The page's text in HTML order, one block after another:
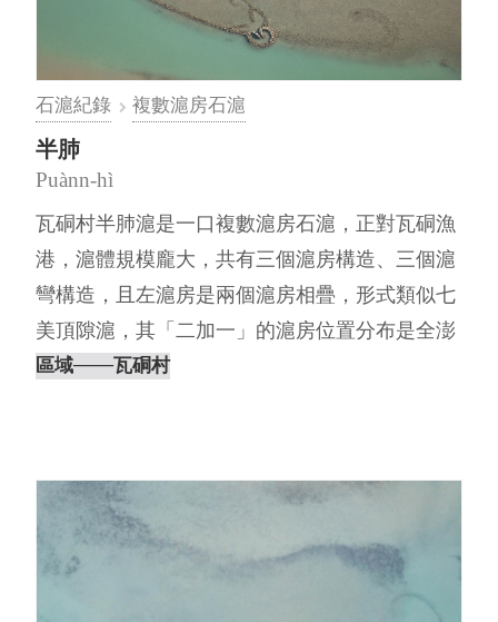
石滬紀錄 複數滬房石滬
半肺
Puànn-hì
瓦硐村半肺滬是一口複數滬房石滬，正對瓦硐漁
港，滬體規模龐大，共有三個滬房構造、三個滬
彎構造，且左滬房是兩個滬房相疊，形式類似七
美頂隙滬，其「二加一」的滬房位置分布是全澎
湖絕無僅有的特例，也是目前澎湖⋯
區域───瓦硐村